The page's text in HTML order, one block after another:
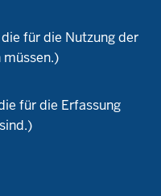
für die Nutzung der
müssen.)
für die Erfassung